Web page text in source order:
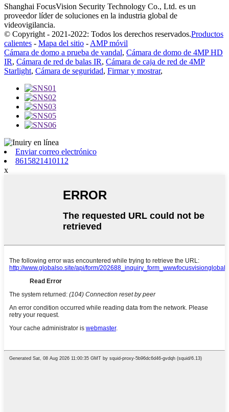
Shanghai FocusVision Security Technology Co., Ltd. es un
proveedor líder de soluciones en la industria global de
videovigilancia.
© Copyright - 2021-2022: Todos los derechos reservados.Productos
calientes - Mapa del sitio - AMP móvil
Cámara de domo a prueba de vandal, Cámara de domo de 4MP HD
IR, Cámara de red de balas IR, Cámara de caja de red de 4MP
Starlight, Cámara de seguridad, Firmar y mostrar,
Enviar correo electrónico
8615821410112
x